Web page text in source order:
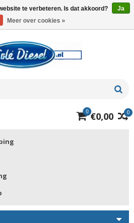
0
0 €0,00
te verbeteren. Is dat akkoord?
Ja
Meer over cookies »